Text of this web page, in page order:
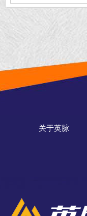
国冷链运输
关于英脉